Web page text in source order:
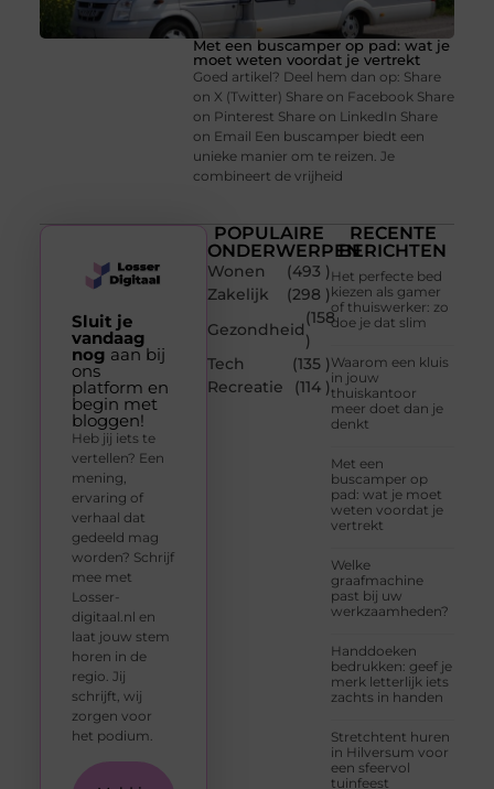
Met een buscamper op pad: wat je
moet weten voordat je vertrekt
Goed artikel? Deel hem dan op: Share
on X (Twitter) Share on Facebook Share
on Pinterest Share on LinkedIn Share
on Email Een buscamper biedt een
unieke manier om te reizen. Je
combineert de vrijheid
POPULAIRE
ONDERWERPEN
Wonen
(493 )
Zakelijk
(298 )
Gezondheid
(158
)
Tech
(135 )
Recreatie
(114 )
RECENTE
BERICHTEN
Het perfecte bed
kiezen als gamer
of thuiswerker: zo
doe je dat slim
Waarom een kluis
in jouw
thuiskantoor
meer doet dan je
denkt
Met een
buscamper op
pad: wat je moet
weten voordat je
vertrekt
Welke
graafmachine
past bij uw
werkzaamheden?
Handdoeken
bedrukken: geef je
merk letterlijk iets
zachts in handen
Stretchtent huren
in Hilversum voor
een sfeervol
tuinfeest
Sluit je
vandaag
nog aan bij
ons
platform en
begin met
bloggen!
Heb jij iets te
vertellen? Een
mening,
ervaring of
verhaal dat
gedeeld mag
worden? Schrijf
mee met
Losser-
digitaal.nl en
laat jouw stem
horen in de
regio. Jij
schrijft, wij
zorgen voor
het podium.